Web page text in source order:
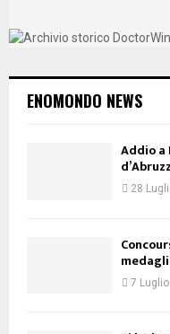
ENOMONDO NEWS
Addio a
28
7